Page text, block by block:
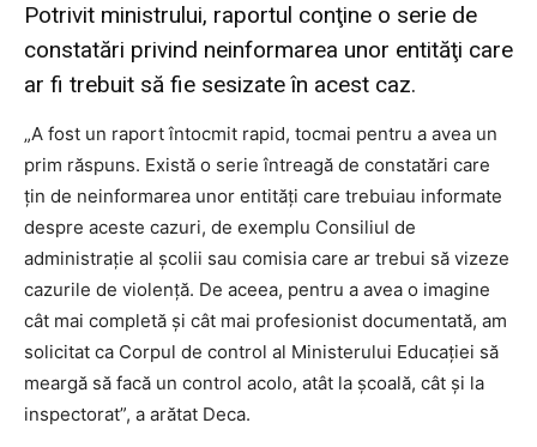
Potrivit ministrului, raportul conţine o serie de
constatări privind neinformarea unor entităţi care
ar fi trebuit să fie sesizate în acest caz.
„A fost un raport întocmit rapid, tocmai pentru a avea un
prim răspuns. Există o serie întreagă de constatări care
ţin de neinformarea unor entităţi care trebuiau informate
despre aceste cazuri, de exemplu Consiliul de
administraţie al şcolii sau comisia care ar trebui să vizeze
cazurile de violenţă. De aceea, pentru a avea o imagine
cât mai completă şi cât mai profesionist documentată, am
solicitat ca Corpul de control al Ministerului Educaţiei să
meargă să facă un control acolo, atât la şcoală, cât şi la
inspectorat”, a arătat Deca.